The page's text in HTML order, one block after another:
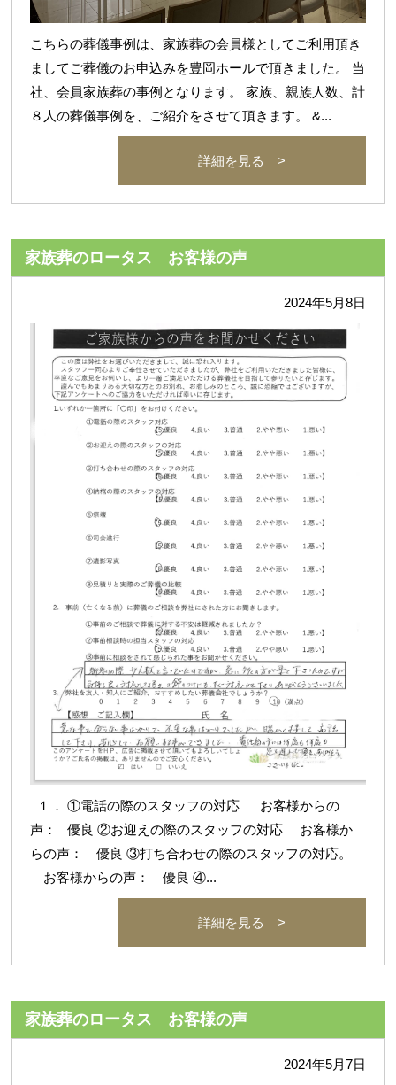
こちらの葬儀事例は、家族葬の会員様としてご利用頂き
ましてご葬儀のお申込みを豊岡ホールで頂きました。 当
社、会員家族葬の事例となります。 家族、親族人数、計
８人の葬儀事例を、ご紹介をさせて頂きます。 &...
詳細を見る >
家族葬のロータス お客様の声
2024年5月8日
１． ①電話の際のスタッフの対応 お客様からの
声： 優良 ②お迎えの際のスタッフの対応 お客様か
らの声： 優良 ③打ち合わせの際のスタッフの対応。
お客様からの声： 優良 ④...
詳細を見る >
家族葬のロータス お客様の声
2024年5月7日